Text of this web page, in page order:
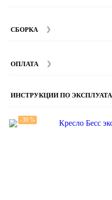
составляет 12 месяцев с
СБОРКА
Стоимость сборки зависит
ОПЛАТА
ИНСТРУКЦИИ ПО
-39 %